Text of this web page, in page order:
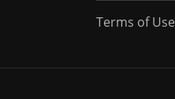
Terms of Use